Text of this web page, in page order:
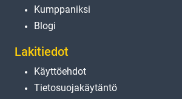
Kumppaniksi
Blogi
Lakitiedot
Käyttöehdot
Tietosuojakäytäntö